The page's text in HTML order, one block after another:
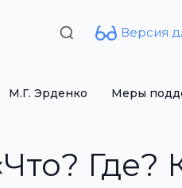
Версия
М.Г. Эрденко Меры
Где?